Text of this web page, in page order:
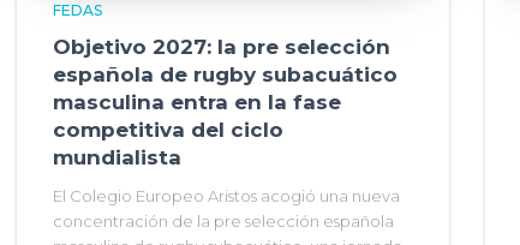
FEDAS
Objetivo 2027: la pre selección
española de rugby subacuático
masculina entra en la fase
competitiva del ciclo
mundialista
El Colegio Europeo Aristos acogió una nueva
concentración de la pre selección española